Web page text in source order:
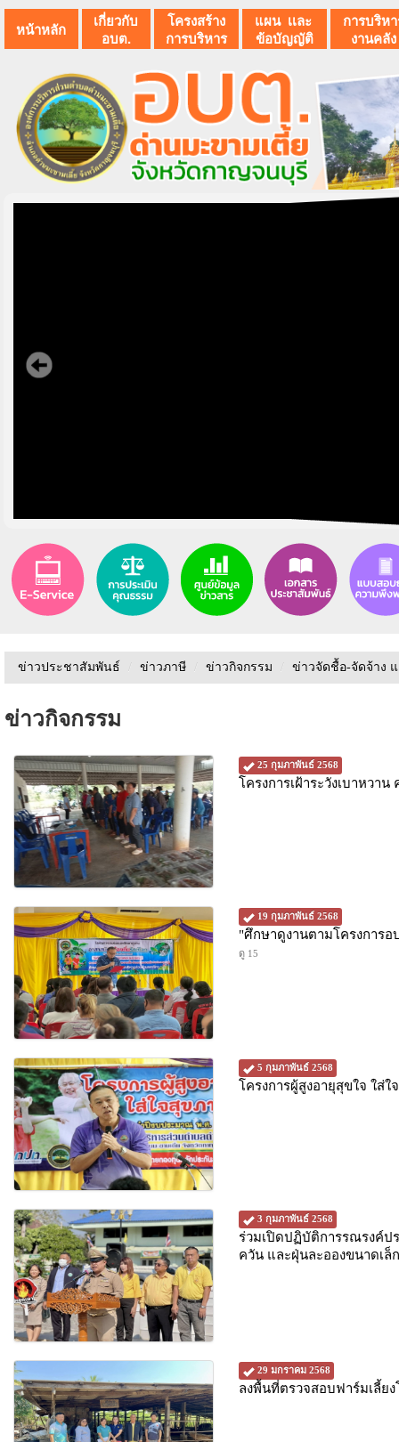
หน้าหลัก
เกี่ยวกับ
อบต.
โครงสร้าง
การบริหาร
แผน เเละ
ข้อบัญญัติ
การบริห
งานคลัง
ข่าวประชาสัมพันธ์ / ข่าวภาษี / ข่าวกิจกรรม / ข่าวจัดชื้อ-จัดจ้าง
ข่าวกิจกรรม
25 กุมภาพันธ์ 2568
โครงการเฝ้าระวังเบาหวา
19 กุมภาพันธ์ 2568
"ศึกษาดูงานตามโครงการ
ดู 15
5 กุมภาพันธ์ 2568
โครงการผู้สูงอายุสุขใจ ใส่
3 กุมภาพันธ์ 2568
ร่วมเปิดปฏิบัติการรณรงค์ป
ควัน และฝุ่นละอองขนาดเล็
29 มกราคม 2568
ลงพื้นที่ตรวจสอบฟาร์มเลี้ย